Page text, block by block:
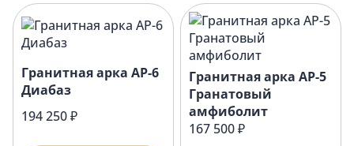
Гранитная арка АР-6
Диабаз
194 250 ₽
Гранитная арка АР-5
Гранатовый
амфиболит
167 500 ₽